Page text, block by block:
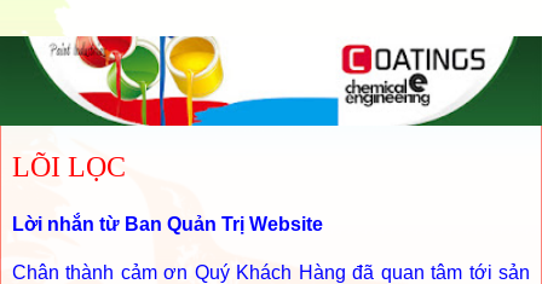
LÕI LỌC
Lời nhắn từ Ban Quản Trị Website
Chân thành cảm ơn Quý Khách Hàng đã quan tâm tới sản